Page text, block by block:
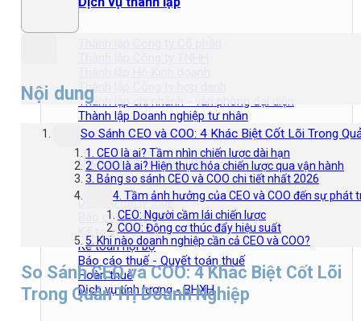
Thành lập Công ty hợp danh
Thành lập chi nhánh - văn phòng đại diện
Thành lập Doanh nghiệp tư nhân
Dịch vụ kế toán - Thuế
Dịch vụ đại lý thuế
Báo cáo tài chính
Kế toán trọn gói
Kế toán nội bộ
Báo cáo thuế - Quyết toán thuế
Hoàn thuế
Dịch vụ tính lương - BHXH
Nội dung
So Sánh CEO và COO: 4 Khác Biệt Cốt Lõi Trong
1. CEO là ai? Tầm nhìn chiến lược dài hạn
2. COO là ai? Hiện thực hóa chiến lược qua vận hành
3. Bảng so sánh CEO và COO chi tiết nhất 2026
4. Tầm ảnh hưởng của CEO và COO đến sự phát
CEO: Người cầm lái chiến lược
COO: Động cơ thúc đẩy hiệu suất
5. Khi nào doanh nghiệp cần cả CEO và COO?
So Sánh CEO và COO: 4 Khác Biệt Cốt Lõi
Trong Quản Trị Doanh Nghiệp